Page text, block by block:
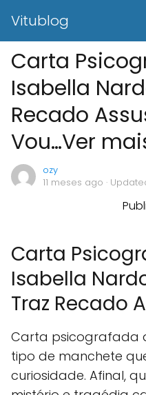
Vitublog
Carta
Isabella
Recado
Vou…Ver
ozy
11 meses ago ·
Carta
Isabella
Traz Recado
Carta psicografada
tipo de manchete
curiosidade. Afinal,